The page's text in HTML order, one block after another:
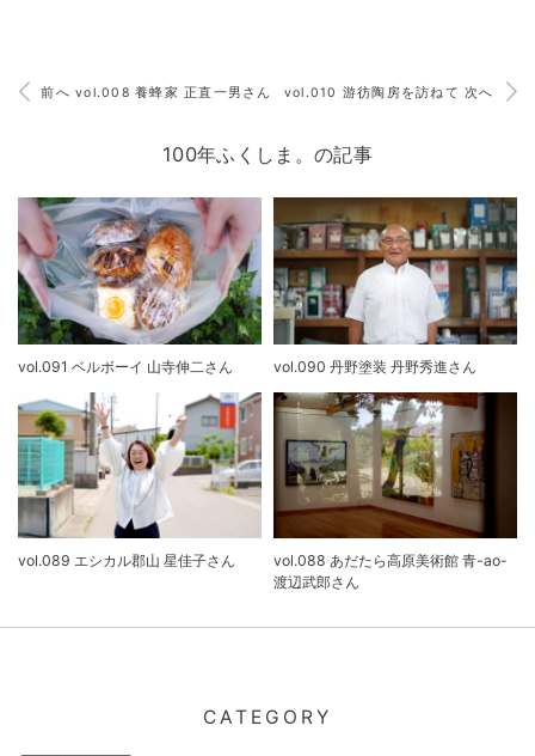
前へ vol.008 養蜂家 正直一男さん vol.010 游彷陶房を訪ねて 次へ
100年ふくしま。の記事
vol.091 ベルボーイ 山寺伸二さん vol.090 丹野塗装 丹野秀進さん
vol.089 エシカル郡山 星佳子さん
vol.088 あだたら高原美術館 青-ao-
渡辺武郎さん
CATEGORY